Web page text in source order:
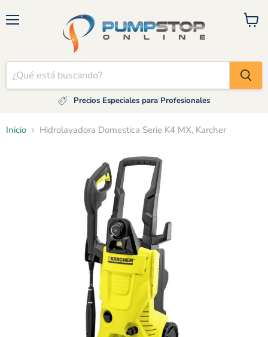
Precios Especiales para Profesionales
Ver
Inicio Hidrolavadora Domestica Serie K4 MX, Karcher